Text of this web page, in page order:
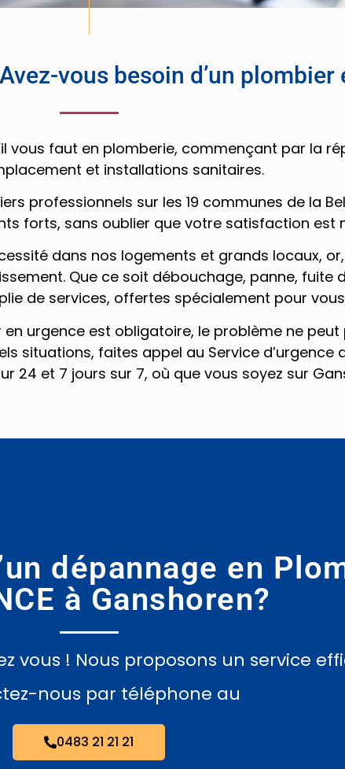
vous besoin d’un plombier
vous faut en plomberie, commençant par la
et installations sanitaires.
professionnels sur les 19 communes de la
forts, sans oublier que votre satisfaction est
dans nos logements et grands locaux,
Que ce soit débouchage, panne, fuite
de services, offertes spécialement pour
en urgence est obligatoire, le problème ne
situations, faites appel au Service d’urgence
24 et 7 jours sur 7, où que vous soyez sur
dépannage en
à Ganshoren?
vous ! Nous proposons un service
nous par téléphone au
0483 21 21 21